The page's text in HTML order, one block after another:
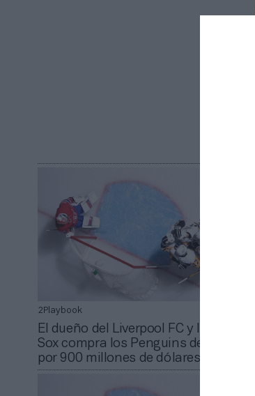
2Playbook
El dueño del Liverpool FC y los Red
Sox compra los Penguins de la NHL
por 900 millones de dólares